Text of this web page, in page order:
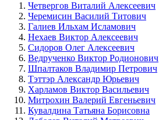
Четвергов Виталий Алексеевич
Черемисин Василий Титович
Галиев Ильхам Исламович
Нехаев Виктор Алексеевич
Сидоров Олег Алексеевич
Ведрученко Виктор Родионович
Шпалтаков Владимир Петрович
Тэттэр Александр Юрьевич
Харламов Виктор Васильевич
Митрохин Валерий Евгеньевич
Кувалдина Татьяна Борисовна